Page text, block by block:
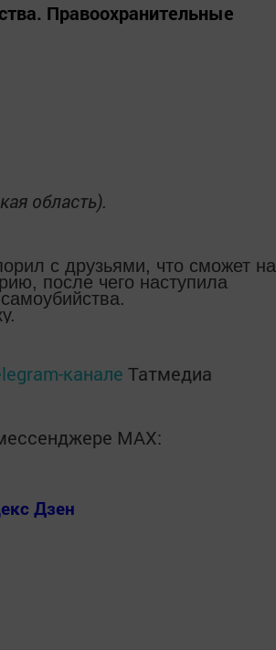
Правоохранительные
область).
с друзьями, что сможет на
после чего наступила
канале Татмедиа
MАХ:
Дзен